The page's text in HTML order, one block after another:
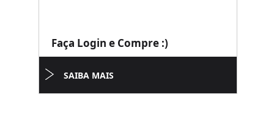
Faça Login e Compre :)
SAIBA MAIS